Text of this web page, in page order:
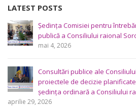
LATEST POSTS
Ședința Comisiei pentru
publică a Consiliului raional
mai 4, 2026
Consultări publice ale
proiectele de decizie
ședința ordinară a Consiliului
aprilie 29, 2026